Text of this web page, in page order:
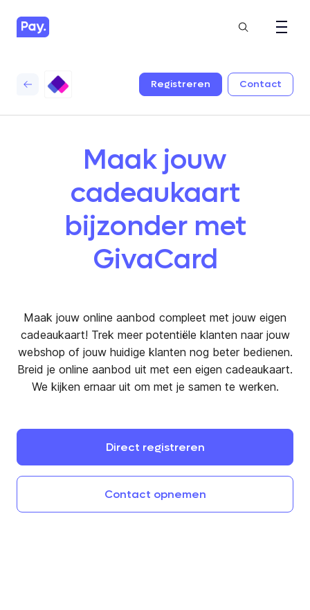
Registreren Contact
Maak jouw
cadeaukaart
bijzonder met
GivaCard
Maak jouw online aanbod compleet met jouw eigen
cadeaukaart! Trek meer potentiële klanten naar jouw
webshop of jouw huidige klanten nog beter bedienen.
Breid je online aanbod uit met een eigen cadeaukaart.
We kijken ernaar uit om met je samen te werken.
Direct registreren
Contact opnemen